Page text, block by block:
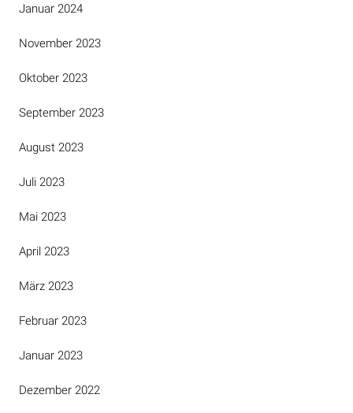
Januar 2024
November 2023
Oktober 2023
September 2023
August 2023
Juli 2023
Mai 2023
April 2023
März 2023
Februar 2023
Januar 2023
Dezember 2022